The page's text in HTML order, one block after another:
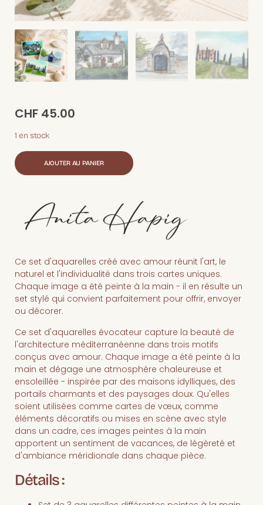
CHF 45.00
1 en stock
AJOUTER AU PANIER
Ce set d'aquarelles créé avec amour réunit l'art, le
naturel et l'individualité dans trois cartes uniques.
Chaque image a été peinte à la main - il en résulte un
set stylé qui convient parfaitement pour offrir, envoyer
ou décorer.
Ce set d'aquarelles évocateur capture la beauté de
l'architecture méditerranéenne dans trois motifs
conçus avec amour. Chaque image a été peinte à la
main et dégage une atmosphère chaleureuse et
ensoleillée - inspirée par des maisons idylliques, des
portails charmants et des paysages doux. Qu'elles
soient utilisées comme cartes de vœux, comme
éléments décoratifs ou mises en scène avec style
dans un cadre, ces images peintes à la main
apportent un sentiment de vacances, de légèreté et
d'ambiance méridionale dans chaque pièce.
Détails :